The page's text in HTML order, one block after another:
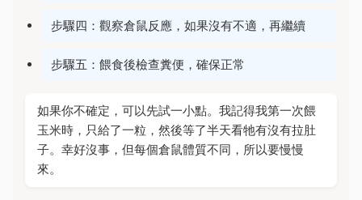
步驟四：觀察倉鼠反應，如果沒有不適，再繼續
步驟五：餵食後檢查糞便，確保正常
如果你不確定，可以先試一小點。我記得我第一次餵
玉米時，只給了一粒，然後等了半天看牠有沒有拉肚
子。幸好沒事，但每個倉鼠體質不同，所以要慢慢
來。